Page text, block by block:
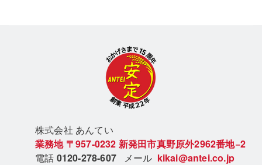
株式会社 あんてい
業務地 〒957-0232 新発田市真野原外2962番地−2
電話 0120-278-607 メール kikai@antei.co.jp